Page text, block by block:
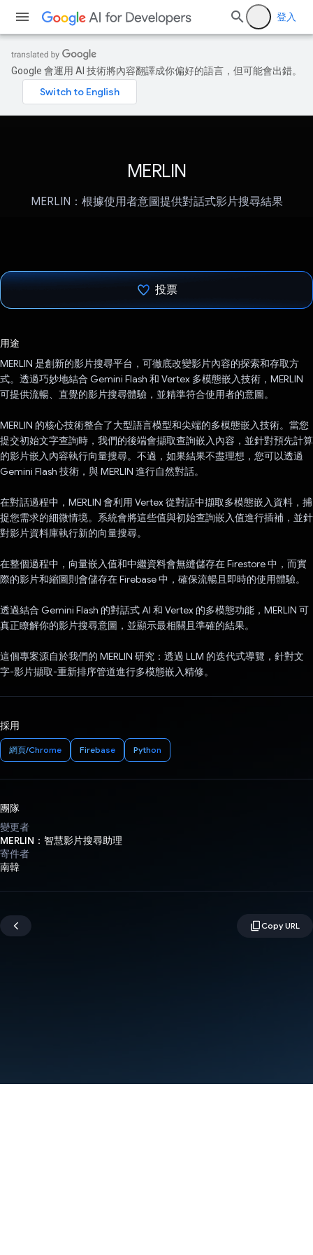
登入
Google 會運用 AI 技術將內容翻譯成你偏好的語言，但可能會出錯。
MERLIN
MERLIN：根據使用者意圖提供對話式影片搜尋結果
投票
用途
MERLIN 是創新的影片搜尋平台，可徹底改變影片內容的探索和存取方
式。透過巧妙地結合 Gemini Flash 和 Vertex 多模態嵌入技術，MERLIN
可提供流暢、直覺的影片搜尋體驗，並精準符合使用者的意圖。
MERLIN 的核心技術整合了大型語言模型和尖端的多模態嵌入技術。當您
提交初始文字查詢時，我們的後端會擷取查詢嵌入內容，並針對預先計算
的影片嵌入內容執行向量搜尋。不過，如果結果不盡理想，您可以透過
Gemini Flash 技術，與 MERLIN 進行自然對話。
在對話過程中，MERLIN 會利用 Vertex 從對話中擷取多模態嵌入資料，捕
捉您需求的細微情境。系統會將這些值與初始查詢嵌入值進行插補，並針
對影片資料庫執行新的向量搜尋。
在整個過程中，向量嵌入值和中繼資料會無縫儲存在 Firestore 中，而實
際的影片和縮圖則會儲存在 Firebase 中，確保流暢且即時的使用體驗。
透過結合 Gemini Flash 的對話式 AI 和 Vertex 的多模態功能，MERLIN 可
真正瞭解你的影片搜尋意圖，並顯示最相關且準確的結果。
這個專案源自於我們的 MERLIN 研究：透過 LLM 的迭代式導覽，針對文
字-影片擷取-重新排序管道進行多模態嵌入精修。
採用
網頁/Chrome Firebase Python
團隊
變更者
MERLIN：智慧影片搜尋助理
寄件者
南韓